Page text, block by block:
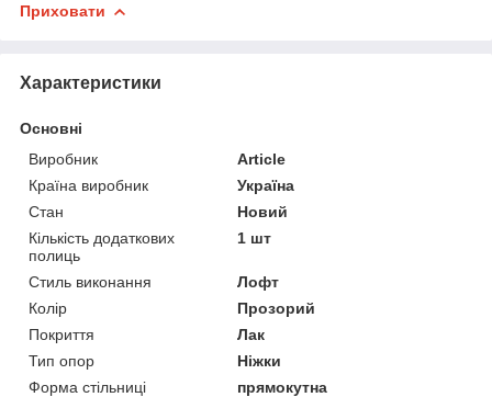
Приховати
Характеристики
Основні
Виробник
Article
Країна виробник
Україна
Стан
Новий
Кількість додаткових
полиць
1 шт
Стиль виконання
Лофт
Колір
Прозорий
Покриття
Лак
Тип опор
Ніжки
Форма стільниці
прямокутна